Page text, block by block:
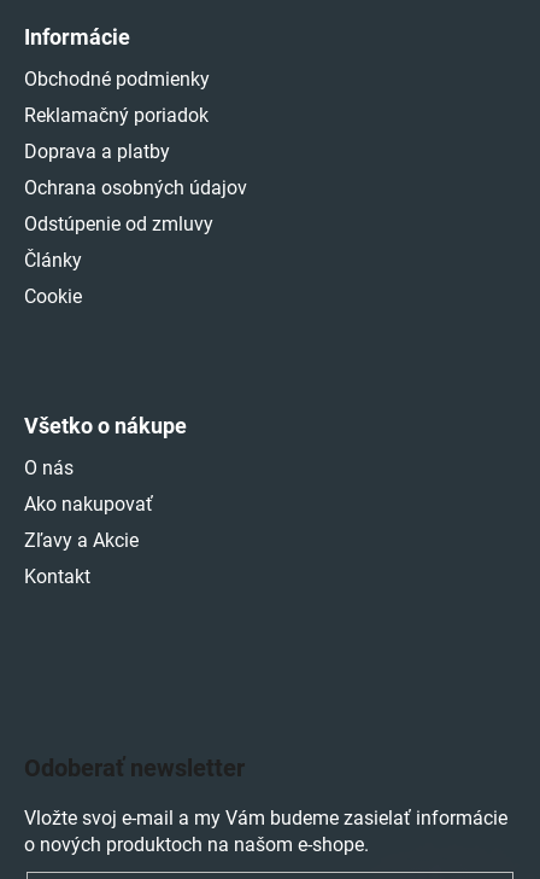
Informácie
Obchodné podmienky
Reklamačný poriadok
Doprava a platby
Ochrana osobných údajov
Odstúpenie od zmluvy
Články
Cookie
Všetko o nákupe
O nás
Ako nakupovať
Zľavy a Akcie
Kontakt
Odoberať newsletter
Vložte svoj e-mail a my Vám budeme zasielať informácie
o nových produktoch na našom e-shope.